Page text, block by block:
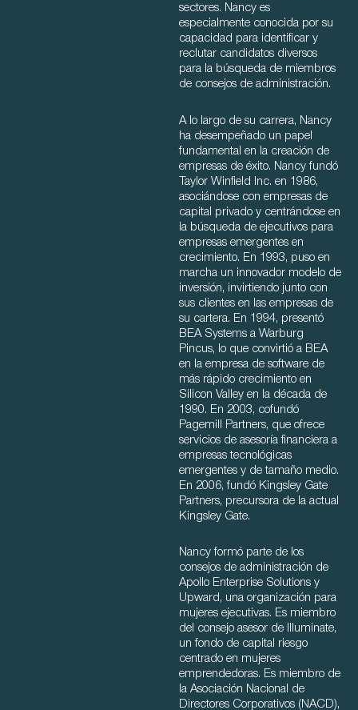
sectores. Nancy es
especialmente conocida por su
capacidad para identificar y
reclutar candidatos diversos
para la búsqueda de miembros
de consejos de administración.
A lo largo de su carrera, Nancy
ha desempeñado un papel
fundamental en la creación de
empresas de éxito. Nancy fundó
Taylor Winfield Inc. en 1986,
asociándose con empresas de
capital privado y centrándose en
la búsqueda de ejecutivos para
empresas emergentes en
crecimiento. En 1993, puso en
marcha un innovador modelo de
inversión, invirtiendo junto con
sus clientes en las empresas de
su cartera. En 1994, presentó
BEA Systems a Warburg
Pincus, lo que convirtió a BEA
en la empresa de software de
más rápido crecimiento en
Silicon Valley en la década de
1990. En 2003, cofundó
Pagemill Partners, que ofrece
servicios de asesoría financiera a
empresas tecnológicas
emergentes y de tamaño medio.
En 2006, fundó Kingsley Gate
Partners, precursora de la actual
Kingsley Gate.
Nancy formó parte de los
consejos de administración de
Apollo Enterprise Solutions y
Upward, una organización para
mujeres ejecutivas. Es miembro
del consejo asesor de Illuminate,
un fondo de capital riesgo
centrado en mujeres
emprendedoras. Es miembro de
la Asociación Nacional de
Directores Corporativos (NACD),